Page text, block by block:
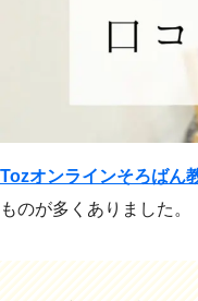
Tozオンラインそろばん
ものが多くありました。